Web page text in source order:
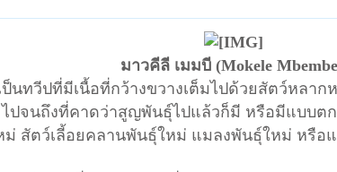
มาวคีลี เมมบี (Mokele
นทวีปที่มีเนื้อที่กว้างขวางเต็มไปด้วยสัตว์หลา
ปจนถึงที่คาดว่าสูญพันธุ์ไปแล้วก็มี หรือมีแบบต
ม่ สัตว์เลี้อยคลานพันธุ์ใหม่ แมลงพันธุ์ใหม่ หรือ